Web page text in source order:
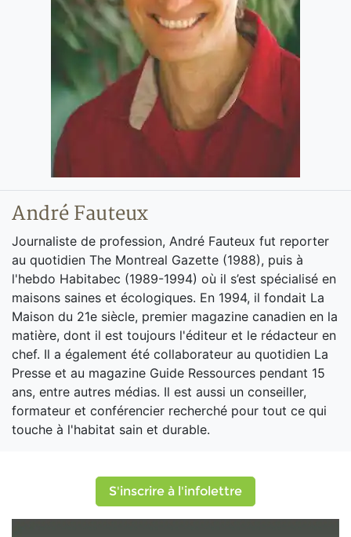
André Fauteux
Journaliste de profession, André Fauteux fut reporter
au quotidien The Montreal Gazette (1988), puis à
l'hebdo Habitabec (1989-1994) où il s’est spécialisé en
maisons saines et écologiques. En 1994, il fondait La
Maison du 21e siècle, premier magazine canadien en la
matière, dont il est toujours l'éditeur et le rédacteur en
chef. Il a également été collaborateur au quotidien La
Presse et au magazine Guide Ressources pendant 15
ans, entre autres médias. Il est aussi un conseiller,
formateur et conférencier recherché pour tout ce qui
touche à l'habitat sain et durable.
S'inscrire à l'infolettre